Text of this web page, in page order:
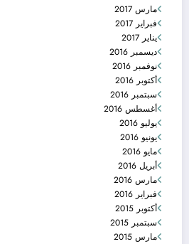
مارس 2017
فبراير 2017
يناير 2017
ديسمبر 2016
نوفمبر 2016
أكتوبر 2016
سبتمبر 2016
أغسطس 2016
يوليو 2016
يونيو 2016
مايو 2016
أبريل 2016
مارس 2016
فبراير 2016
أكتوبر 2015
سبتمبر 2015
مارس 2015